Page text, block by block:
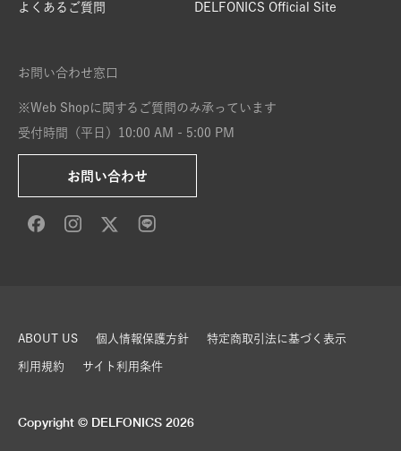
よくあるご質問 DELFONICS Official Site
お問い合わせ窓口
※Web Shopに関するご質問のみ承っています
受付時間（平日）10:00 AM - 5:00 PM
お問い合わせ
ABOUT US 個人情報保護方針 特定商取引法に基づく表示
利用規約 サイト利用条件
Copyright © DELFONICS 2026